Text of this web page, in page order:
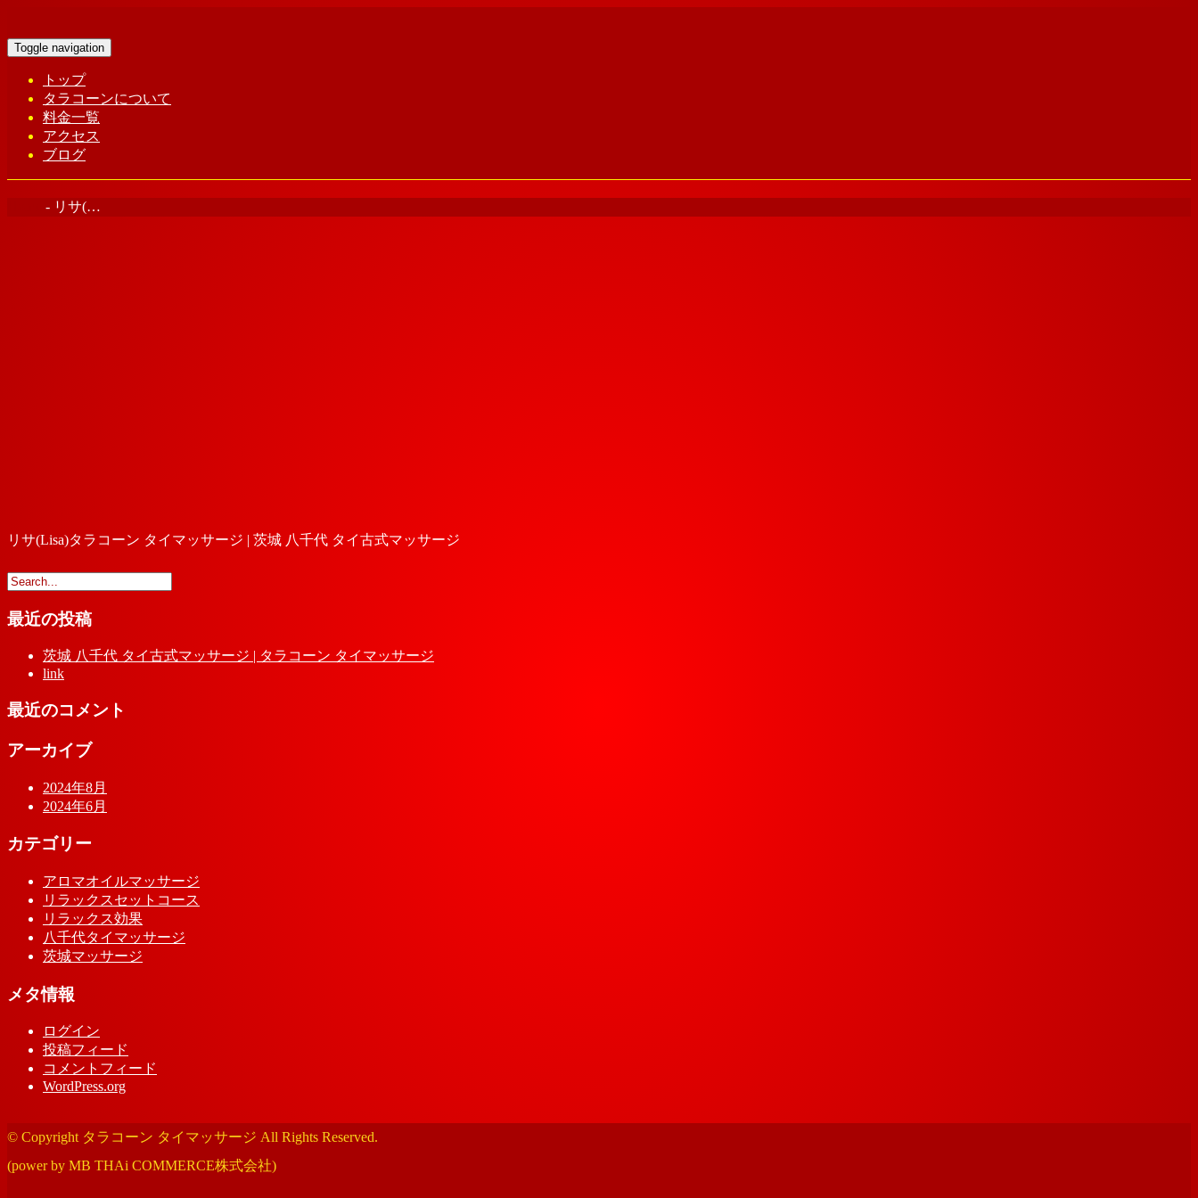
Toggle navigation
トップ
タラコーンについて
料金一覧
アクセス
ブログ
- リサ(…
リサ(Lisa)タラコーン タイマッサージ | 茨城 八千代 タイ古式マッサージ
最近の投稿
茨城 八千代 タイ古式マッサージ | タラコーン タイマッサージ
link
最近のコメント
アーカイブ
2024年8月
2024年6月
カテゴリー
アロマオイルマッサージ
リラックスセットコース
リラックス効果
八千代タイマッサージ
茨城マッサージ
メタ情報
ログイン
投稿フィード
コメントフィード
WordPress.org
© Copyright タラコーン タイマッサージ All Rights Reserved.
(power by MB THAi COMMERCE株式会社)